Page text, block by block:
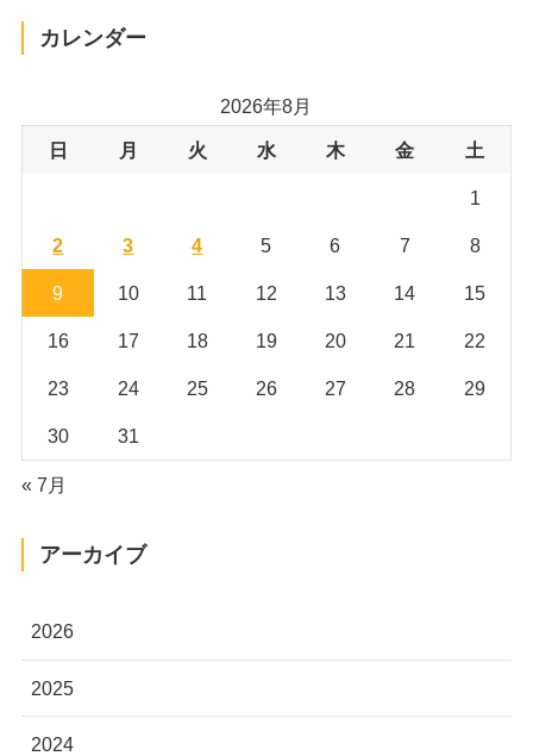
カレンダー
2026年8月
日 月 火 水 木 金 土
1
2 3 4 5 6 7 8
9 10 11 12 13 14 15
16 17 18 19 20 21 22
23 24 25 26 27 28 29
30 31
« 7月
アーカイブ
2026
2025
2024